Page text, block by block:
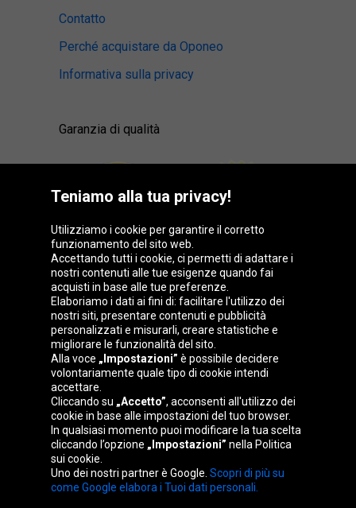
Contatto
Perché acquistare da Oponeo
Informativa sulla privacy
Garanzia di qualità
Gruppo Oponeo
Belgique
republika
Teniamo alla tua privacy!
Utilizziamo i cookie per garantire il corretto
funzionamento del sito web.
Accettando tutti i cookie, ci permetti di adattare i
nostri contenuti alle tue esigenze quando fai
acquisti in base alle tue preferenze.
Elaboriamo i dati ai fini di: facilitare l'utilizzo dei
nostri siti, presentare contenuti e pubblicità
personalizzati e misurarli, creare statistiche e
migliorare le funzionalità del sito.
Alla voce „Impostazioni” è possibile decidere
volontariamente quale tipo di cookie intendi
accettare.
Cliccando su „Accetto”, acconsenti all'utilizzo dei
cookie in base alle impostazioni del tuo browser.
In qualsiasi momento puoi modificare la tua scelta
cliccando l’opzione „Impostazioni” nella Politica
sui cookie.
Uno dei nostri partner è Google. Scopri di più su
come Google elabora i Tuoi dati personali.